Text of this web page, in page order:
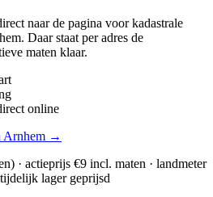
naar de pagina voor kadastrale
Daar staat per adres de
maten klaar.
online
Arnhem →
· actieprijs €9 incl. maten · landmeter
lager geprijsd